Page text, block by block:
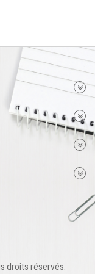
droits réservés.